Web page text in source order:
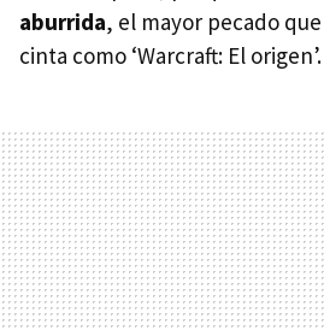
aburrida, el mayor pecado
cinta como ‘Warcraft: El origen’.